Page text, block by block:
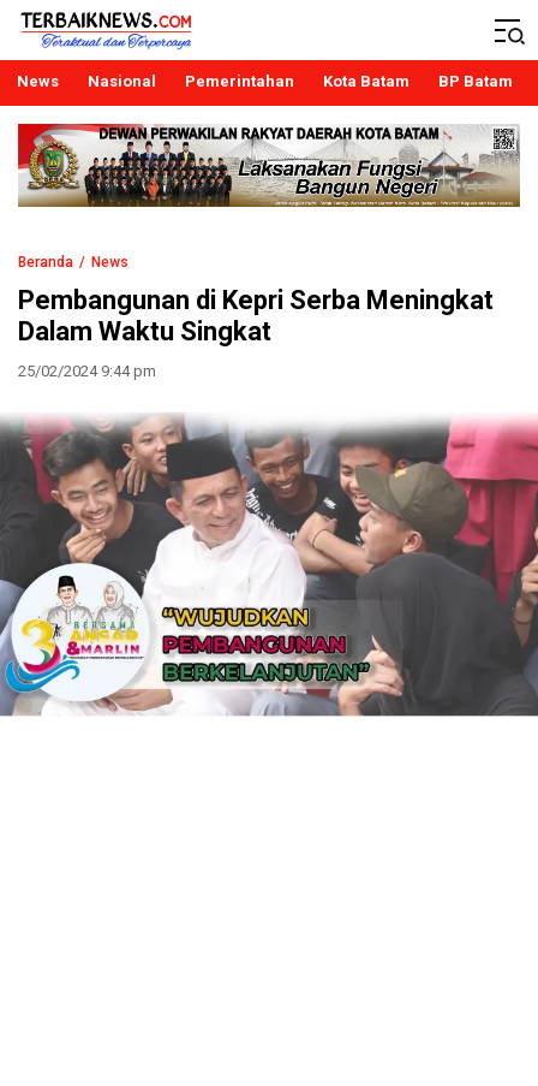
Terbaiknews
Teraktual dan Terpercaya
News Nasional Pemerintahan Kota Batam BP Batam
Beranda News
Pembangunan di Kepri Serba Meningkat
Dalam Waktu Singkat
25/02/2024 9:44 pm